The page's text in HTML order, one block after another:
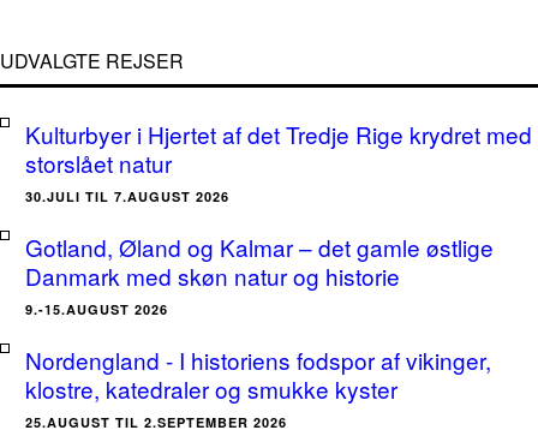
UDVALGTE REJSER
Kulturbyer i Hjertet af det Tredje Rige krydret med
storslået natur
30.JULI TIL 7.AUGUST 2026
Gotland, Øland og Kalmar – det gamle østlige
Danmark med skøn natur og historie
9.-15.AUGUST 2026
Nordengland - I historiens fodspor af vikinger,
klostre, katedraler og smukke kyster
25.AUGUST TIL 2.SEPTEMBER 2026